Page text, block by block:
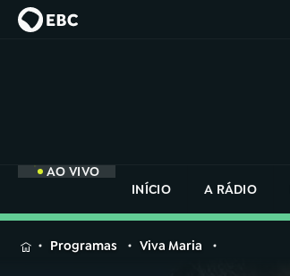
AO VIVO
INÍCIO
A RÁDIO
MENUProgramas Viva Maria